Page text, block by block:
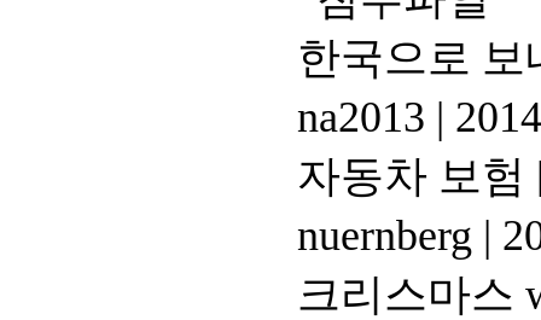
한국으로 보
na2013 |
자동차 보험
nuernberg |
크리스마스